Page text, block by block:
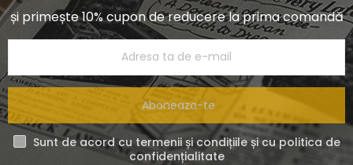
și primește 10% cupon de reducere la prima comandă
Aboneaza-te
Sunt de acord cu termenii și condițiile și cu politica de
confidențialitate